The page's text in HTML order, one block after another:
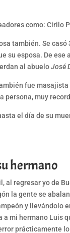
como: Cirilo
también. Se
su esposa. De
al abueloJosé
fue
persona, muy
el día de su
hermano
regresar yo de
la gente se
y llevándolo
mi hermano
prácticamente